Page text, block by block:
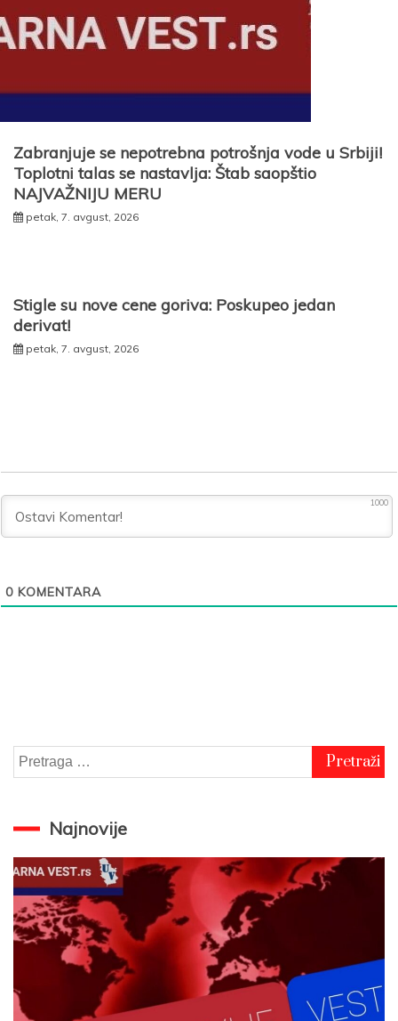
Zabranjuje se nepotrebna potrošnja vode u Srbiji!
Toplotni talas se nastavlja: Štab saopštio
NAJVAŽNIJU MERU
petak, 7. avgust, 2026
Stigle su nove cene goriva: Poskupeo jedan
derivat!
petak, 7. avgust, 2026
1000
0 KOMENTARA
Pretraga
za:
Najnovije